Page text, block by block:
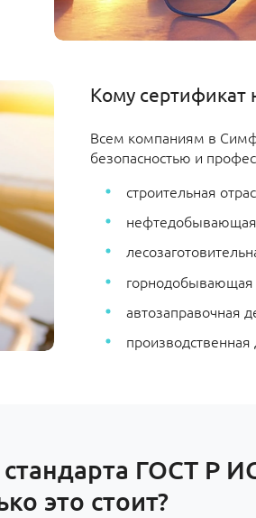
Кому сертификат
Всем компаниям в
безопасностью и
строительная
автозаправочная
производственная
ГОСТ Р
это стоит?